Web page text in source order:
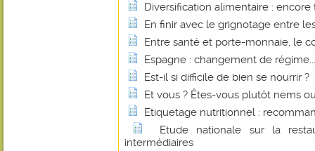
Diversification alimentaire :
En finir avec le grignotage entre
Entre santé et porte-monnaie, le
Espagne : changement de régime...
Est-il si difficile de bien se nourrir ?
Et vous ? Êtes-vous plutôt nems
Etiquetage nutritionnel :
Etude nationale sur la
intermédiaires